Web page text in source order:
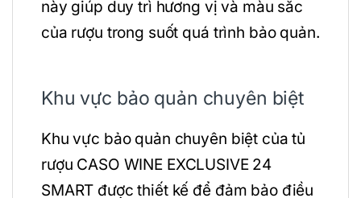
này giúp duy trì hương vị và màu sắc
của rượu trong suốt quá trình bảo quản.
Khu vực bảo quản chuyên biệt
Khu vực bảo quản chuyên biệt của tủ
rượu CASO WINE EXCLUSIVE 24
SMART được thiết kế để đảm bảo điều